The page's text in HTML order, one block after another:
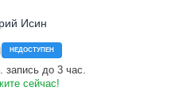
Исин
НЕДОСТУПЕН
запись до 3 час.
сейчас!